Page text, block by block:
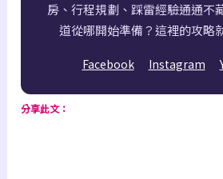
房、行程規劃、踩雷經驗通通不
道從哪開始準備？這裡的攻略
Facebook Instagram
分享此文：